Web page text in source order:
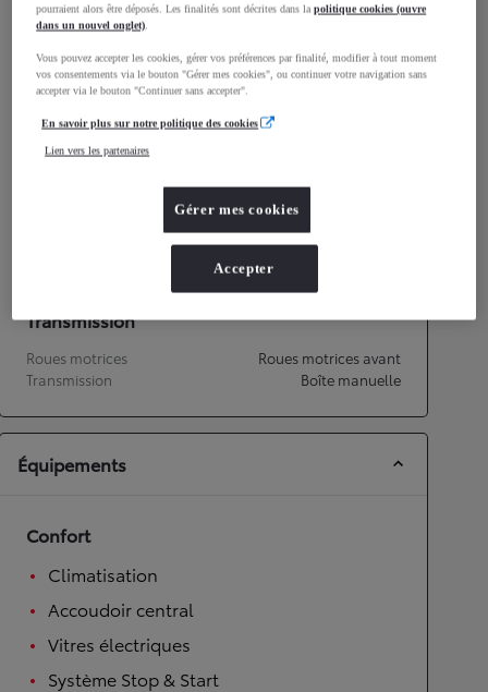
Consommation mixte
Émissions CO2
Accélération 0-100km/h
12,5
Transmission
Roues motrices
Roues motrices avant
Transmission
Boîte manuelle
Équipements
Confort
Climatisation
Accoudoir central
Vitres électriques
Système Stop & Start
pourraient alors être déposés. Les finalités sont décrites dans lapolitique cookies (ouvre
dans un nouvel onglet)
Vous pouvez accepter les cookies, gérer vos préférences par finalité, modifier à tout moment
vos consentements via le bouton "Gérer mes cookies", ou continuer votre navigation sans
accepter via le bouton "Continuer sans accepter".
En savoir plus sur notre politique des cookies
Lien vers les partenaires
Gérer mes cookies
Accepter